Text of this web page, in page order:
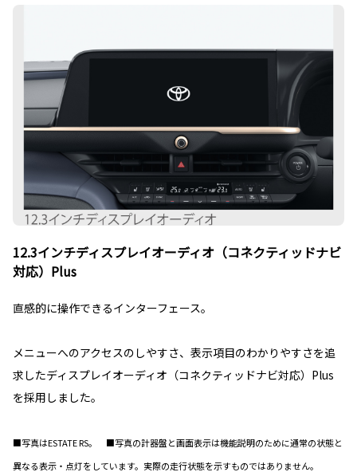
12.3インチディスプレイオーディオ（コネクティッドナビ
対応）Plus
直感的に操作できるインターフェース。
メニューへのアクセスのしやすさ、表示項目のわかりやすさを追
求したディスプレイオーディオ（コネクティッドナビ対応）Plus
を採用しました。
■写真はESTATE RS。 ■写真の計器盤と画面表示は機能説明のために通常の状態と
異なる表示・点灯をしています。実際の走行状態を示すものではありません。